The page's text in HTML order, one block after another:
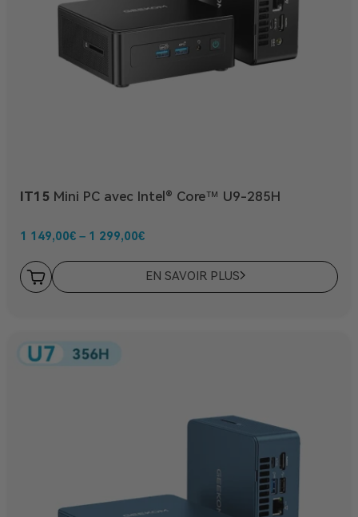
IT15 Mini PC avec Intel® Core™ U9-285H
1 149,00€ – 1 299,00€
EN SAVOIR PLUS